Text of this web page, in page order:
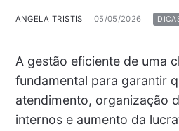
ANGELA TRISTIS 05/05/2026
A gestão eficiente de uma
fundamental para garantir
atendimento, organização
internos e aumento da